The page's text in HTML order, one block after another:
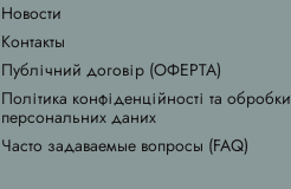
Новости
Контакты
Публічний договір (ОФЕРТА)
Політика конфіденційності та обробки
персональних даних
Часто задаваемые вопросы (FAQ)